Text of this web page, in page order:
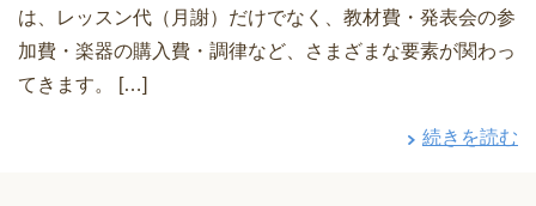
は、レッスン代（月謝）だけでなく、教材費・発表会の参
加費・楽器の購入費・調律など、さまざまな要素が関わっ
てきます。 […]
続きを読む